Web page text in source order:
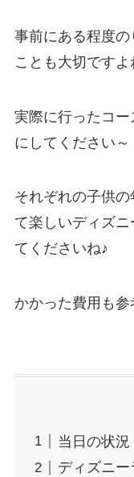
事前にある程度
ことも大切ですよ
実際に行ったコ
にしてください～
それぞれの子供
て楽しいディズ
てくださいね♪
かかった費用も参
当日の状況
ディズニ